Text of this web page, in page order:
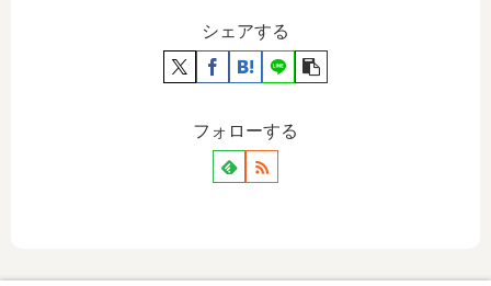
シェアする
フォローする